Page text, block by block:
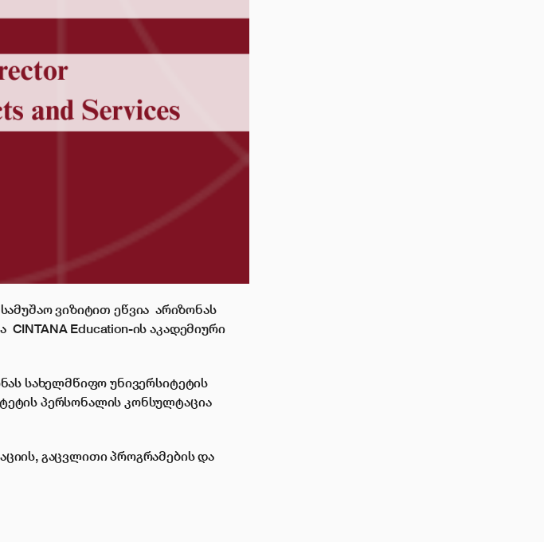
ვიზიტით ეწვია არიზონას
Education-ის აკადემიური
სახელმწიფო უნივერსიტეტის
პერსონალის კონსულტაცია
გაცვლითი პროგრამების და